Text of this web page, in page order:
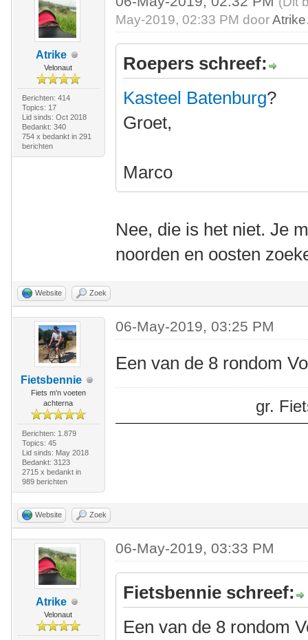
Atrike
Velonaut
Berichten: 414
Topics: 17
Lid sinds: Oct 2018
Bedankt: 340
754 x bedankt in 291
berichten
May-2019, 02:33 PM doorAtrike
Roepers schreef:
Kasteel Batenburg?
Groet,
Marco
Nee, die is het niet. Je
noorden en oosten
Website Zoek
Fietsbennie
Fiets m'n voeten
achterna
Berichten: 1.879
Topics: 45
Lid sinds: May 2018
Bedankt: 3123
2715 x bedankt in
989 berichten
06-May-2019, 03:25 PM
Een van de 8 rondom
gr.
Website Zoek
Atrike
Velonaut
06-May-2019, 03:33 PM
Fietsbennie schreef:
Een van de 8 rondom